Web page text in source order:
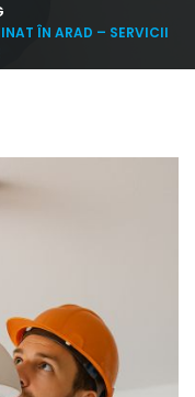
ÎN ARAD – SERVICII